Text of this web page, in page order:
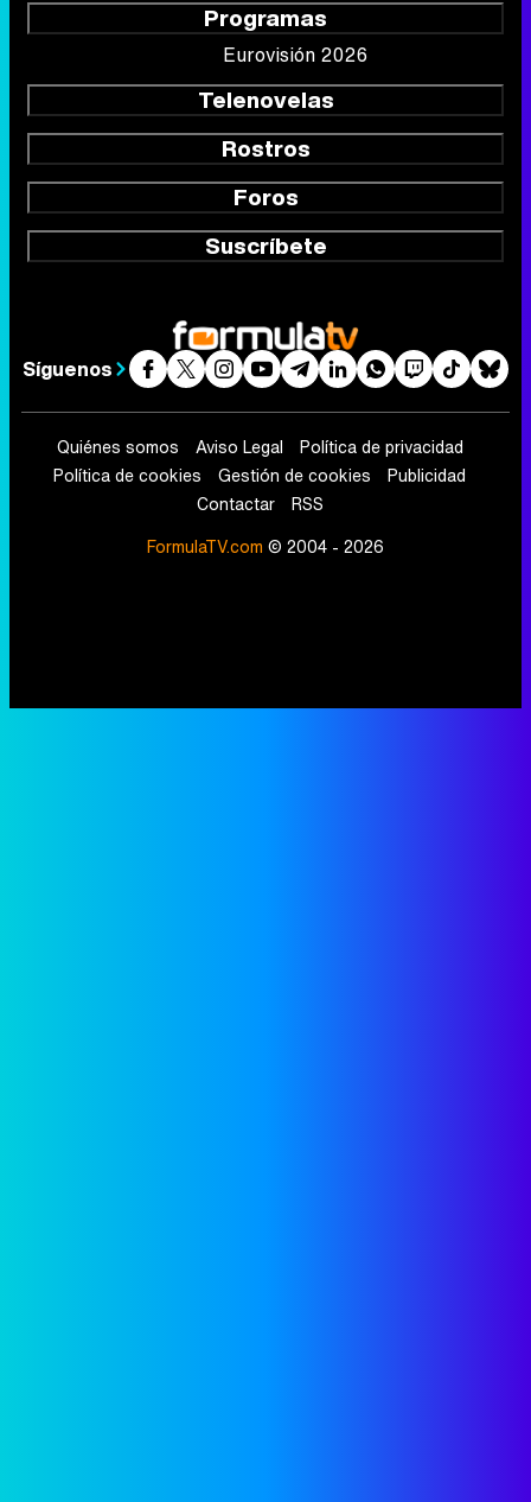
Programas
Eurovisión 2026
Telenovelas
Rostros
Foros
Suscríbete
Síguenos
Quiénes somos Aviso Legal
Política de privacidad
Política de cookies
Gestión de cookies
Publicidad
Contactar
RSS
FormulaTV.com © 2004 - 2026